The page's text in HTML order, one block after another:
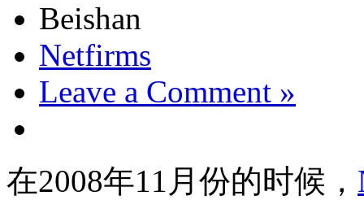
Beishan
Netfirms
Leave a Comment »
在2008年11月份的时候，